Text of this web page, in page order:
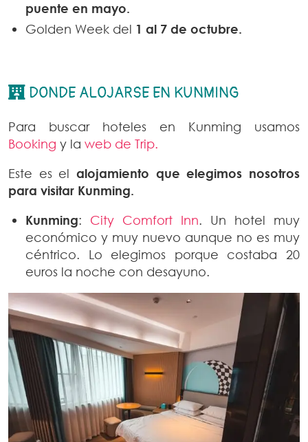
puente en mayo.
Golden Week del 1 al 7 de octubre.
DONDE ALOJARSE EN KUNMING
Para buscar hoteles en Kunming usamos
Booking y la web de Trip.
Este es el alojamiento que elegimos nosotros
para visitar Kunming.
Kunming: City Comfort Inn. Un hotel muy
económico y muy nuevo aunque no es muy
céntrico. Lo elegimos porque costaba 20
euros la noche con desayuno.